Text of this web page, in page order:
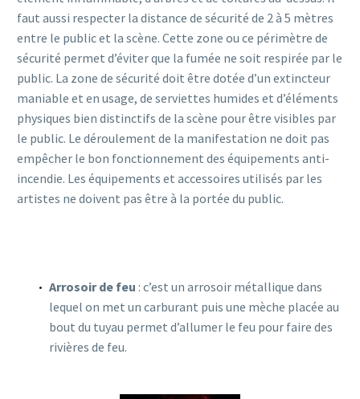
faut aussi respecter la distance de sécurité de 2 à 5 mètres
entre le public et la scène. Cette zone ou ce périmètre de
sécurité permet d’éviter que la fumée ne soit respirée par le
public. La zone de sécurité doit être dotée d’un extincteur
maniable et en usage, de serviettes humides et d’éléments
physiques bien distinctifs de la scène pour être visibles par
le public. Le déroulement de la manifestation ne doit pas
empêcher le bon fonctionnement des équipements anti-
incendie. Les équipements et accessoires utilisés par les
artistes ne doivent pas être à la portée du public.
Arrosoir de feu : c’est un arrosoir métallique dans
lequel on met un carburant puis une mèche placée au
bout du tuyau permet d’allumer le feu pour faire des
rivières de feu.